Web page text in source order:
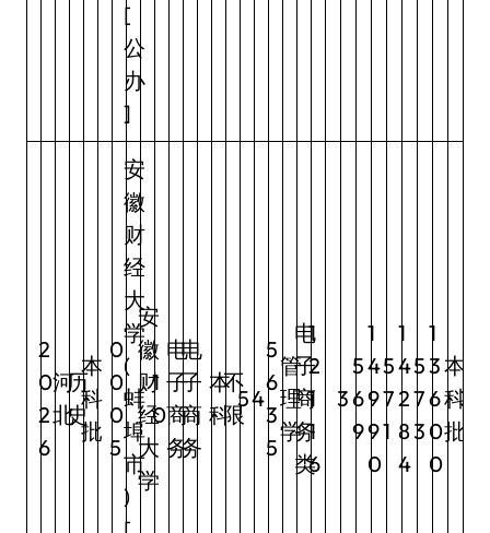
[
公
办
]
2
0
2
6
河
北
历
史
本
科
批
0
0
0
5
安
徽
财
经
大
学
(
蚌
埠
市
)
安
徽
财
经
大
学
1
0
电
子
商
务
电
子
商
务
本
科
不
限
54
5
6
3
5
管
理
学
电
子
商
务
类
1
2
1
1
6
3
5
6
9
1
4
9
9
0
5
7
1
1
4
2
8
4
5
7
3
1
3
6
0
0
本
科
批
3